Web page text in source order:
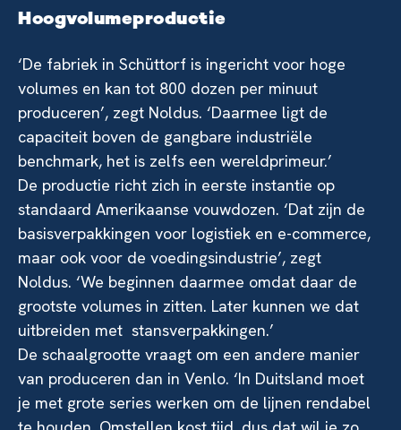
Hoogvolumeproductie
‘De fabriek in Schüttorf is ingericht voor hoge
volumes en kan tot 800 dozen per minuut
produceren’, zegt Noldus. ‘Daarmee ligt de
capaciteit boven de gangbare industriële
benchmark, het is zelfs een wereldprimeur.’
De productie richt zich in eerste instantie op
standaard Amerikaanse vouwdozen. ‘Dat zijn de
basisverpakkingen voor logistiek en e-commerce,
maar ook voor de voedingsindustrie’, zegt
Noldus. ‘We beginnen daarmee omdat daar de
grootste volumes in zitten. Later kunnen we dat
uitbreiden met stansverpakkingen.’
De schaalgrootte vraagt om een andere manier
van produceren dan in Venlo. ‘In Duitsland moet
je met grote series werken om de lijnen rendabel